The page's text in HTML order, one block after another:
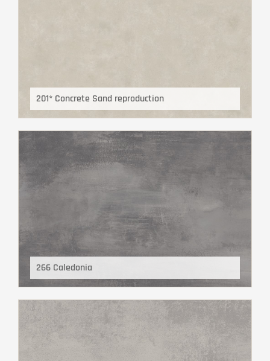
201* Concrete Sand reproduction
266 Caledonia